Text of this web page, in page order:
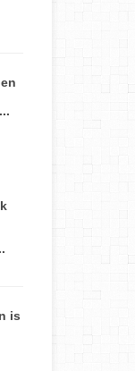
is